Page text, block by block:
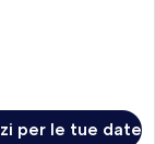
per le tue date